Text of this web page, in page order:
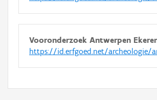
Vooronderzoek Antwerpen
https://id.erfgoed.net/archeologie/